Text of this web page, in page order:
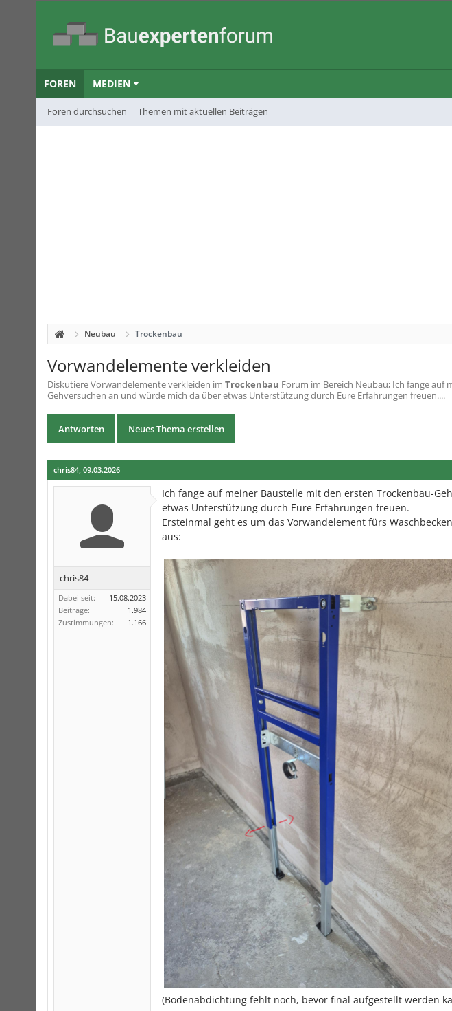
FOREN
Foren durchsuchen Themen mit aktuellen Beiträgen
MEDIEN
Neubau Trockenbau
Vorwandelemente verkleiden
DiskutiereVorwandelemente verkleiden im Trockenbau Forum im Bereich Neubau; Ich fange auf
Gehversuchen an und würde mich da über etwas Unterstützung durch Eure Erfahrungen freuen....
Antworten Neues Thema erstellen
chris84, 09.03.2026
chris84
Dabei seit:
15.08.2023
Beiträge:
1.984
Zustimmungen:
1.166
Ich fange auf meiner Baustelle mit den ersten Trockenbau-
etwas Unterstützung durch Eure Erfahrungen freuen.
Ersteinmal geht es um das Vorwandelement fürs
aus:
(Bodenabdichtung fehlt noch, bevor final aufgestellt werden